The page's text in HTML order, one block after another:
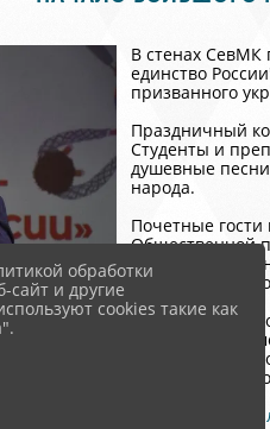
В стенах СевМК
единство
призванного
Праздничный
Студенты и
душевные
народа.
Почетные
Общественной
Ивановна
важность
Студенты
«Соколики».
Получилось
обработки
сайт и другие
cookies такие как